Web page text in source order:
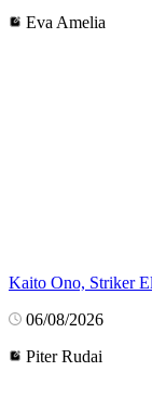
Eva Amelia
Kaito Ono, Striker
06/08/2026
Piter Rudai